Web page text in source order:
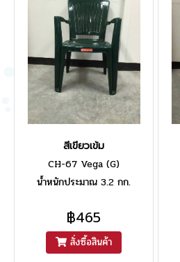
สีเขียวเข้ม
CH-67 Vega (G)
น้ำหนักประมาณ 3.2 กก.
฿465
สั่งซื้อสินค้า